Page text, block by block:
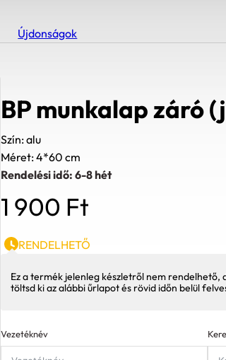
Újdonságok
BP munkalap záró
Szín: alu
Méret: 4*60 cm
Rendelési idő: 6-8 hét
1 900 Ft
RENDELHETŐ
Ez a termék jelenleg készletről nem rendelhető,
töltsd ki az alábbi űrlapot és rövid időn belül
Vezetéknév